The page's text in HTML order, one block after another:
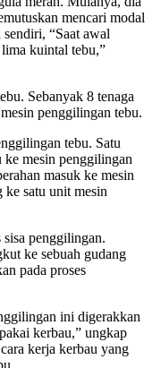
mencari modal
“Saat awal
kuintal tebu,”
Sebanyak 8 tenaga
penggilingan tebu.
tebu. Satu
ke mesin penggilingan
masuk ke mesin
satu unit mesin
penggilingan.
ke sebuah gudang
pada proses
ini digerakkan
kerbau,” ungkap
kerja kerbau yang